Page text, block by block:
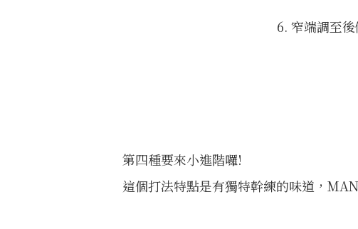
6. 窄端調至
第四種要來小進階囉!
這個打法特點是有獨特幹練的味道，